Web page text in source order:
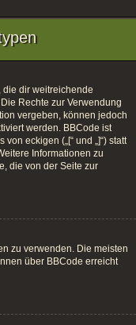
die dir weitreichende
Rechte zur Verwendung
vergeben, können jedoch
werden. BBCode ist
eckigen („[“ und „]“) statt
Informationen zu
die von der Seite zur
zu verwenden. Die meisten
über BBCode erreicht